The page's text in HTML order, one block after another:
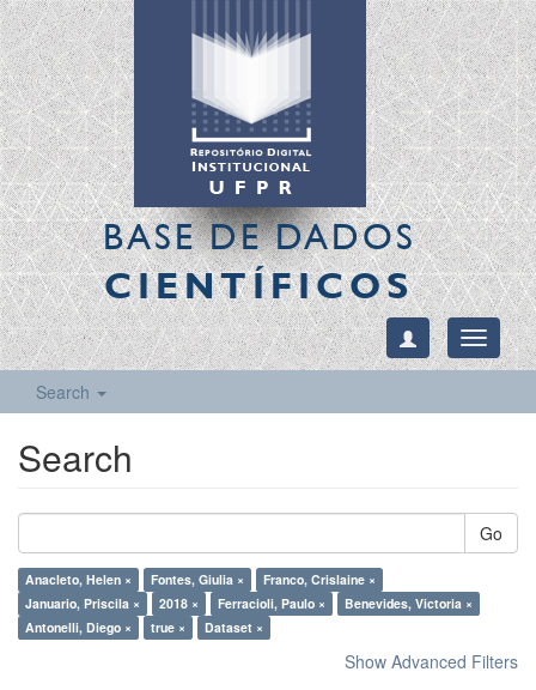
BASE DE DADOS
CIENTÍFICOS
Toggle
Search
Search
Go
Anacleto, Helen × Fontes, Giulia ×
Franco, Crislaine ×
Januario, Priscila ×
2018 × Ferracioli, Paulo ×
Benevides, Victoria ×
Antonelli, Diego ×
true × Dataset ×
Show Advanced Filters